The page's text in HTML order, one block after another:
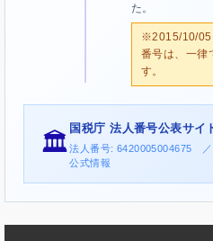
た。
※2015/10/05
番号は、一律
す。
🏛️
国税庁 法人番号公表サイ
法人番号: 6420005004675
公式情報